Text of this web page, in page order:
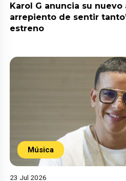
Karol G anuncia su nuevo
arrepiento de sentir
estreno
Música
23 Jul 2026